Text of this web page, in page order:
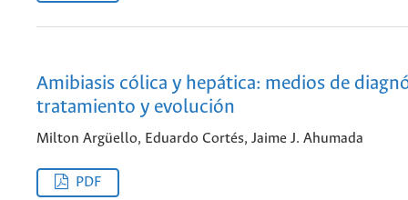
Amibiasis cólica y hepática: medios de
tratamiento y evolución
Milton Argüello, Eduardo Cortés, Jaime J. Ahumada
PDF